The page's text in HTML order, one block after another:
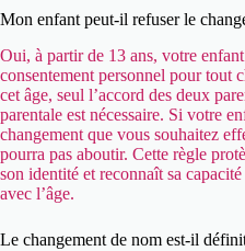
Mon enfant peut-il refuser le
Oui, à partir de 13 ans, votre
consentement personnel pour tout
cet âge, seul l’accord des deux
parentale est nécessaire. Si votre
changement que vous souhaitez
pourra pas aboutir. Cette règle
son identité et reconnaît sa
avec l’âge.
Le changement de nom est-il